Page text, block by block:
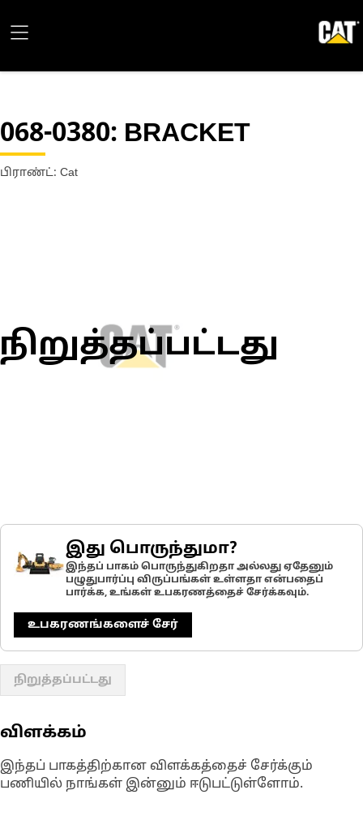
068-0380: BRACKET
பிராண்ட்: Cat
நிறுத்தப்பட்டது
இது பொருந்துமா?
இந்தப் பாகம் பொருந்துகிறதா அல்லது ஏதேனும்
பழுதுபார்ப்பு விருப்பங்கள் உள்ளதா என்பதைப்
பார்க்க, உங்கள் உபகரணத்தைச் சேர்க்கவும்.
உபகரணங்களைச் சேர்
நிறுத்தப்பட்டது
விளக்கம்
இந்தப் பாகத்திற்கான விளக்கத்தைச் சேர்க்கும்
பணியில் நாங்கள் இன்னும் ஈடுபட்டுள்ளோம்.